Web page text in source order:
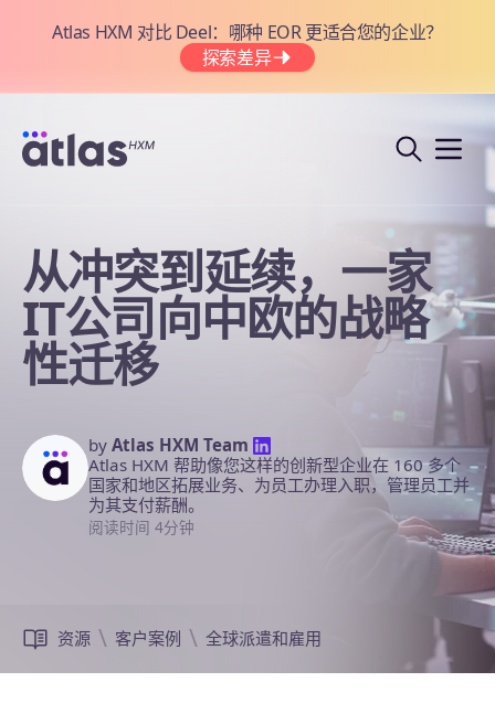
Atlas HXM 对比 Deel：哪种 EOR 更适合您的企业？
探索差异
从冲突到延续，一家
IT公司向中欧的战略
性迁移
by Atlas HXM Team
Atlas HXM 帮助像您这样的创新型企业在 160 多个
国家和地区拓展业务、为员工办理入职，管理员工并
为其支付薪酬。
阅读时间 4分钟
资源 客户案例 全球派遣和雇用